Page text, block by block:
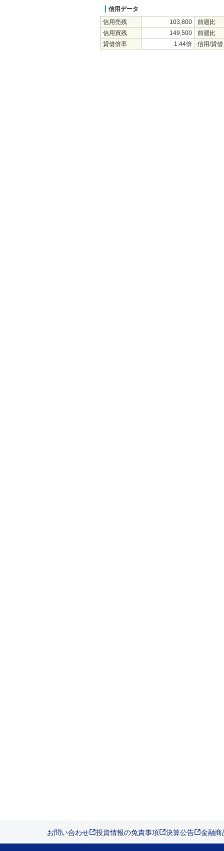
信用データ
信用売残
103,800
前週比
信用買残
149,500
前週比
貸借倍率
1.44倍 信用/貸借
お問い合わせ 投資情報の免責事項 決算公告 金融